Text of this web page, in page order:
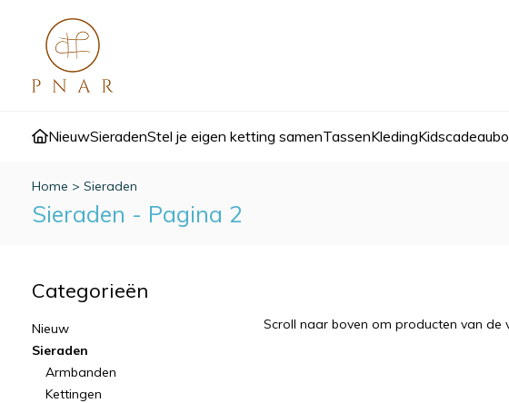
NieuwSieradenStel je eigen ketting samenTassenKledingKids
Home > Sieraden
Sieraden - Pagina 2
Categorieën
Nieuw
Sieraden
Armbanden
Kettingen
Scroll naar boven om producten van de